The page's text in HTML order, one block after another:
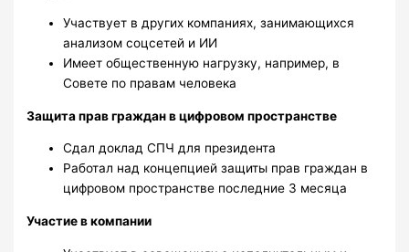
Участвует в других компаниях, занимающихся
анализом соцсетей и ИИ
Имеет общественную нагрузку, например, в
Совете по правам человека
Защита прав граждан в цифровом пространстве
Сдал доклад СПЧ для президента
Работал над концепцией защиты прав граждан в
цифровом пространстве последние 3 месяца
Участие в компании